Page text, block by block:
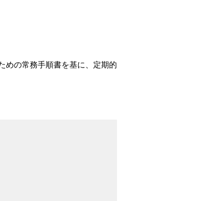
めの常務手順書を基に、定期的